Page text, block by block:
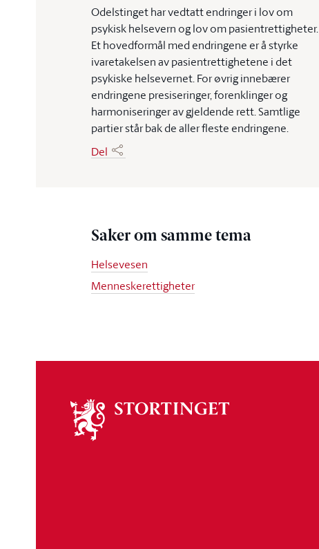
Odelstinget har vedtatt endringer i lov om
psykisk helsevern og lov om pasientrettigheter.
Et hovedformål med endringene er å styrke
ivaretakelsen av pasientrettighetene i det
psykiske helsevernet. For øvrig innebærer
endringene presiseringer, forenklinger og
harmoniseringer av gjeldende rett. Samtlige
partier står bak de aller fleste endringene.
Del
Saker om samme tema
Helsevesen
Menneskerettigheter
stortinget